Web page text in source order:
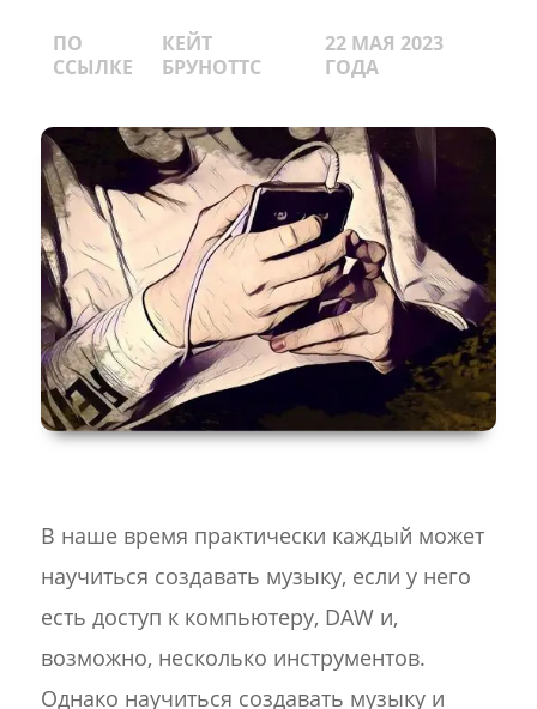
ПО
ССЫЛКЕ
КЕЙТ
БРУНОТТС
22 МАЯ 2023
ГОДА
В наше время практически каждый может
научиться создавать музыку, если у него
есть доступ к компьютеру, DAW и,
возможно, несколько инструментов.
Однако научиться создавать музыку и